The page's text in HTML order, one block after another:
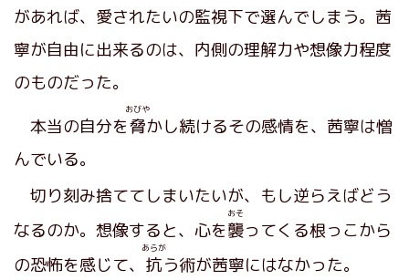
があれば、愛されたいの監視下で選んでしまう。茜
寧が自由に出来るのは、内側の理解力や想像力程度
のものだった。
本当の自分を脅
おびや
かし続けるその感情を、茜寧は憎
んでいる。
切り刻み捨ててしまいたいが、もし逆らえばどう
なるのか。想像すると、心を襲
おそ
ってくる根っこから
の恐怖を感じて、 抗
あらが
う術が茜寧にはなかった。